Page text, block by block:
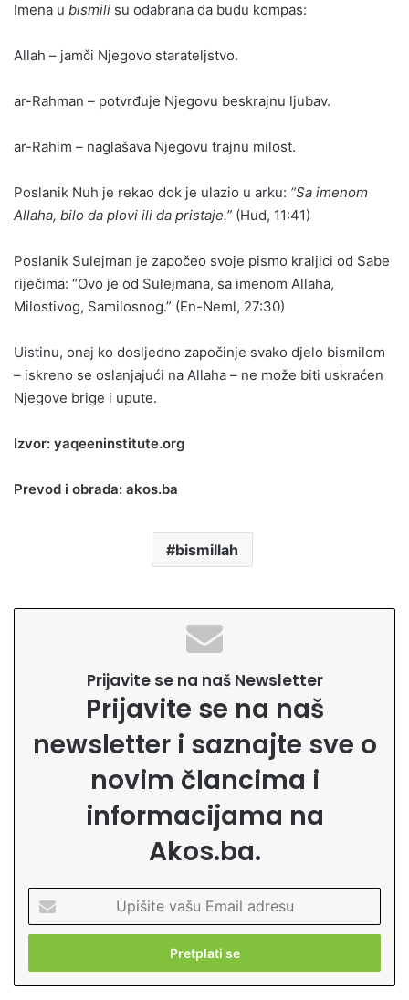
Imena u bismili su odabrana da budu kompas:
Allah – jamči Njegovo starateljstvo.
ar-Rahman – potvrđuje Njegovu beskrajnu ljubav.
ar-Rahim – naglašava Njegovu trajnu milost.
Poslanik Nuh je rekao dok je ulazio u arku: “Sa imenom
Allaha, bilo da plovi ili da pristaje.” (Hud, 11:41)
Poslanik Sulejman je započeo svoje pismo kraljici od Sabe
riječima: “Ovo je od Sulejmana, sa imenom Allaha,
Milostivog, Samilosnog.” (En-Neml, 27:30)
Uistinu, onaj ko dosljedno započinje svako djelo bismilom
– iskreno se oslanjajući na Allaha – ne može biti uskraćen
Njegove brige i upute.
Izvor: yaqeeninstitute.org
Prevod i obrada: akos.ba
bismillah
Prijavite se na naš Newsletter
Prijavite se na naš
newsletter i saznajte sve o
novim člancima i
informacijama na
Akos.ba.
i
i